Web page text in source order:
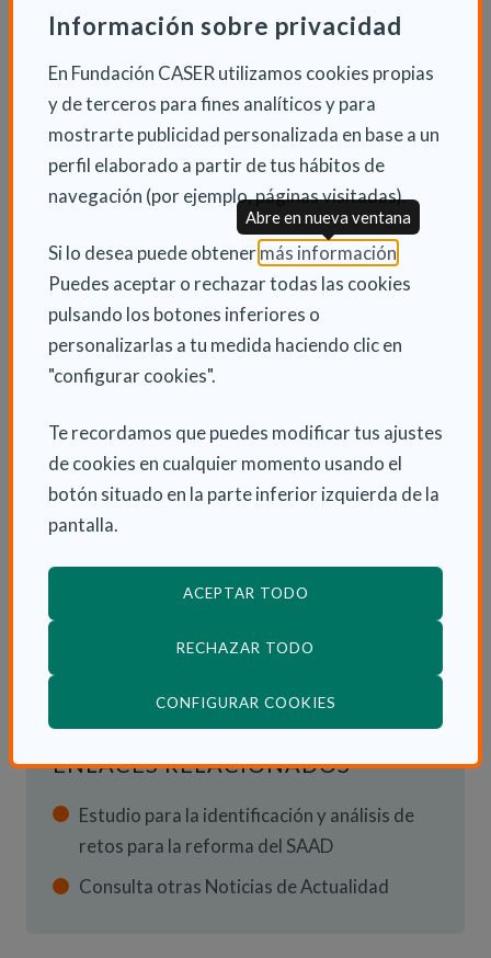
Información sobre privacidad
En Fundación CASER utilizamos cookies propias
y de terceros para fines analíticos y para
mostrarte publicidad personalizada en base a un
perfil elaborado a partir de tus hábitos de
navegación (por ejemplo, páginas visitadas).
Si lo desea puede obtener más información(Abre en
Puedes aceptar o rechazar todas las cookies
pulsando los botones inferiores o
personalizarlas a tu medida haciendo clic en
"configurar cookies".
Te recordamos que puedes modificar tus ajustes
de cookies en cualquier momento usando el
botón situado en la parte inferior izquierda de la
pantalla.
ACEPTAR TODO
RECHAZAR TODO
CONFIGURAR COOKIES
Abre en nueva ventana
Todas las entidades locales que afronten la licitación
del SAD, así como aquellas que lo presten de manera
directa, deberán regirse por esta nueva instrucción
dictada por la consejería.
Los responsables de Derechos Sociales continuarán
los encuentros con los ayuntamientos a lo largo de las
próximas semanas. También se retomarán las
sesiones de los grupos de trabajo para elaborar la
normativa que regule los requisitos de acreditación
para prestar la ayuda a domicilio, lo que permitirá
avanzar en la hoja de ruta fijada por el Gobierno de
Actualidad
ENLACES RELACIONADOS
Estudio para la identificación y análisis de
retos para la reforma del SAAD
Consulta otras Noticias de Actualidad